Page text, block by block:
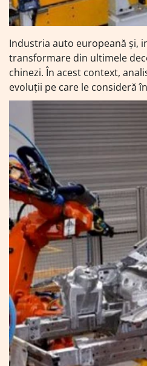
Industria auto europeană și,
transformare din ultimele
chinezi. În acest context,
evoluții pe care le consideră